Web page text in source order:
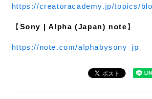
https://creatoracademy.jp/topics/
【 Sony | Alpha (Japan) note 】
https://note.com/alphabysony_jp